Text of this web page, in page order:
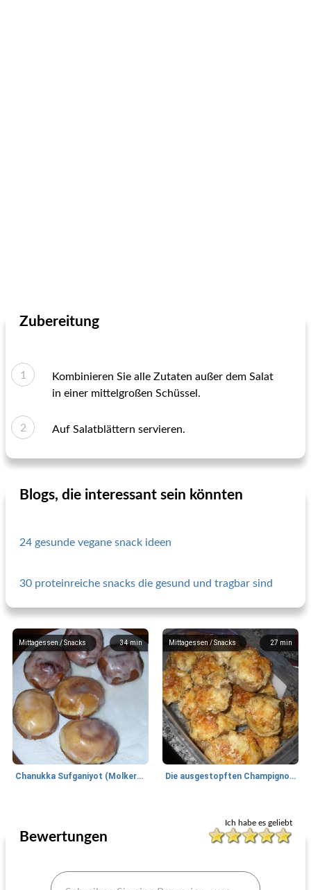
Zubereitung
Kombinieren Sie alle Zutaten außer dem Salat
in einer mittelgroßen Schüssel.
Auf Salatblättern servieren.
Blogs, die interessant sein könnten
24 gesunde vegane snack ideen
30 proteinreiche snacks die gesund und tragbar sind
34min
Mittagessen / Snacks
Chanukka Sufganiyot (Molkerei)
27 min
Mittagessen / Snacks
Die ausgestopften Champignons meiner Schwester
Ich habe es geliebt
Bewertungen